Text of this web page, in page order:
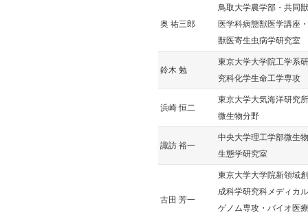
奥 祐三郎
鳥取大学農学部・共同獣
医学科病態獣医学講座・
獣医寄生虫病学研究室
鈴木 勉
東京大学大学院工学系研
究科化学生命工学専攻
浜崎 恒二
東京大学大気海洋研究所
微生物分野
諏訪 裕一
中央大学理工学部微生物
生態学研究室
古田 芳一
東京大学大学院新領域創
成科学研究科メディカル
ゲノム専攻・バイオ医療